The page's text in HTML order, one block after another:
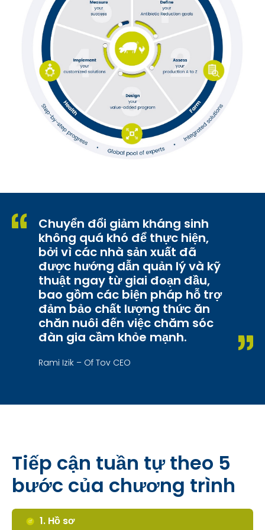
Chuyển đổi giảm kháng sinh
không quá khó để thực hiện,
bởi vì các nhà sản xuất đã
được hướng dẫn quản lý và kỹ
thuật ngay từ giai đoạn đầu,
bao gồm các biện pháp hỗ trợ
đảm bảo chất lượng thức ăn
chăn nuôi đến việc chăm sóc
đàn gia cầm khỏe mạnh.
Rami Izik – Of Tov CEO
Tiếp cận tuần tự theo 5
bước của chương trình
1. Hồ sơ